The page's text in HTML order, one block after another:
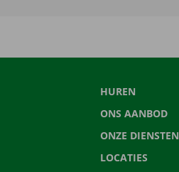
HUREN
ONS AANBOD
ONZE DIENSTEN
LOCATIES